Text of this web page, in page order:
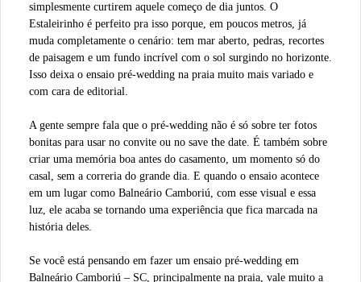
simplesmente curtirem aquele começo de dia juntos. O
Estaleirinho é perfeito pra isso porque, em poucos metros, já
muda completamente o cenário: tem mar aberto, pedras, recortes
de paisagem e um fundo incrível com o sol surgindo no horizonte.
Isso deixa o ensaio pré-wedding na praia muito mais variado e
com cara de editorial.
A gente sempre fala que o pré-wedding não é só sobre ter fotos
bonitas para usar no convite ou no save the date. É também sobre
criar uma memória boa antes do casamento, um momento só do
casal, sem a correria do grande dia. E quando o ensaio acontece
em um lugar como Balneário Camboriú, com esse visual e essa
luz, ele acaba se tornando uma experiência que fica marcada na
história deles.
Se você está pensando em fazer um ensaio pré-wedding em
Balneário Camboriú – SC, principalmente na praia, vale muito a